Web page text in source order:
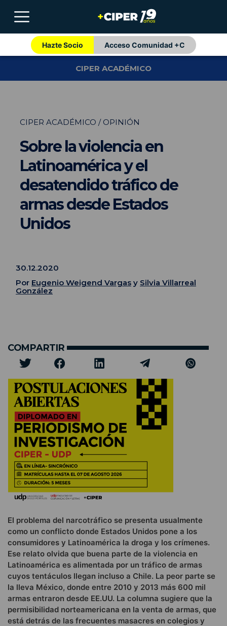
Hazte Socio Acceso Comunidad +C
CIPER ACADÉMICO
CIPER ACADÉMICO / OPINIÓN
Sobre la violencia en
Latinoamérica y el
desatendido tráfico de
armas desde Estados
Unidos
30.12.2020
Por Eugenio Weigend Vargas y Silvia Villarreal
González
COMPARTIR
El problema del narcotráfico se presenta usualmente
como un conflicto donde Estados Unidos pone a los
consumidores y Latinoamérica la droga y los crímenes.
Ese relato olvida que buena parte de la violencia en
Latinoamérica es alimentada por un tráfico de armas
cuyos tentáculos llegan incluso a Chile. La peor parte se
la lleva México, donde entre 2010 y 2013 más 600 mil
armas entraron desde EE.UU. La columna sugiere que la
permisibilidad norteamericana en la venta de armas, que
está detrás de las frecuentes masacres en colegios y